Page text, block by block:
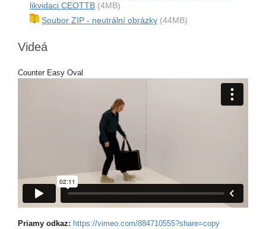
likvidaci CEOTTB (4MB)
Soubor ZIP - neutrální obrázky (44MB)
Videá
Counter Easy Oval
Priamy odkaz: https://vimeo.com/884710555?share=copy